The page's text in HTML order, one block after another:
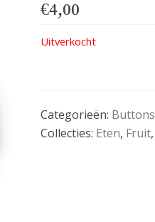
€4,00
Uitverkocht
Categorieën: Buttons
Collecties: Eten, Fruit,